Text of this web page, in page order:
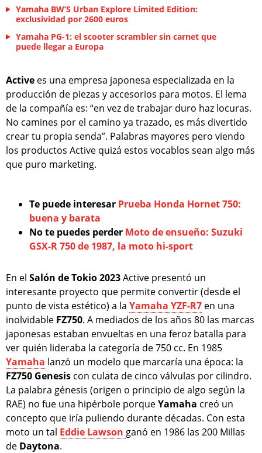
Yamaha BW’S Urban Explore Limited Edition:
exclusividad por 2600 euros
Yamaha PG-1: el scooter scrambler sin carnet que
puede llegar a Europa
Active es una empresa japonesa especializada en la
producción de piezas y accesorios para motos. El lema
de la compañía es: “en vez de trabajar duro haz locuras.
No camines por el camino ya trazado, es más divertido
crear tu propia senda”. Palabras mayores pero viendo
los productos Active quizá estos vocablos sean algo más
que puro marketing.
Te puede interesar Prueba Honda Hornet 750:
buena y barata
No te puedes perder Moto de ensueño: Suzuki
GSX-R 750 de 1987, la moto hi-sport
En el Salón de Tokio 2023Active presentó un
interesante proyecto que permite convertir (desde el
punto de vista estético) a la Yamaha YZF-R7 en una
inolvidable FZ750. A mediados de los años 80 las marcas
japonesas estaban envueltas en una feroz batalla para
ver quién lideraba la categoría de 750 cc. En 1985
Yamaha lanzó un modelo que marcaría una época: la
FZ750 Genesis con culata de cinco válvulas por cilindro.
La palabra génesis (origen o principio de algo según la
RAE) no fue una hipérbole porqueYamaha creó un
concepto que iría puliendo durante décadas. Con esta
moto un tal Eddie Lawson ganó en 1986 las 200 Millas
de Daytona.